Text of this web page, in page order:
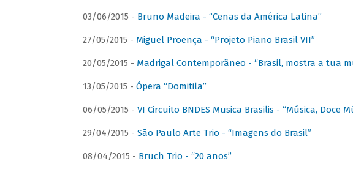
03/06/2015 - Bruno Madeira - “Cenas da América Latina”
27/05/2015 - Miguel Proença - “Projeto Piano Brasil VII”
20/05/2015 - Madrigal Contemporâneo - “Brasil, mostra a tua
13/05/2015 - Ópera “Domitila”
06/05/2015 - VI Circuito BNDES Musica Brasilis - “Música, Doce
29/04/2015 - São Paulo Arte Trio - “Imagens do Brasil”
08/04/2015 - Bruch Trio - “20 anos”